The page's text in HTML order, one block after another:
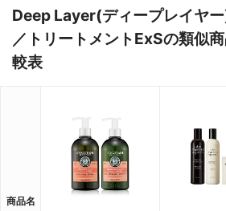
Deep Layer(ディープレイヤ
／トリートメントExSの類似
較表
商品名